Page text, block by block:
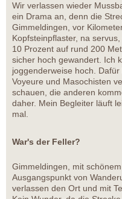
Wir verlassen wieder
ein Drama an, denn die
Gimmeldingen, vor
Kopfsteinpflaster, na
10 Prozent auf rund 200
sicher hoch gewandert. Ich
joggenderweise hoch.
Voyeure und Masochisten
schauen, die anderen
daher. Mein Begleiter läuft
mal.
War's der Feller?
Gimmeldingen, mit
Ausgangspunkt von
verlassen den Ort und mit